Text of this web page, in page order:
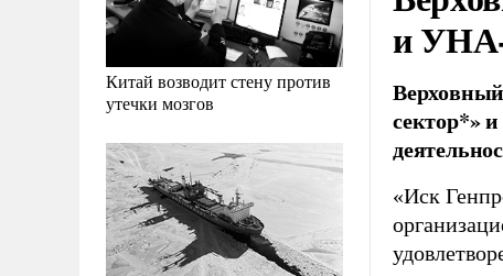
Китай возводит стену против
утечки мозгов
и
сектор*»
«Иск